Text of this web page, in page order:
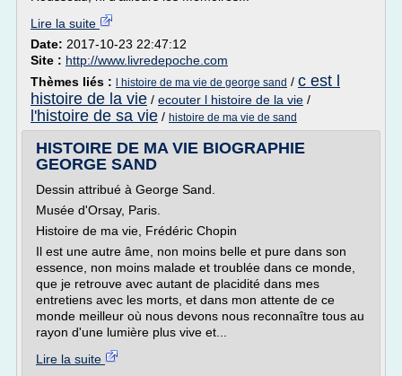
Lire la suite
Date: 2017-10-23 22:47:12
Site : http://www.livredepoche.com
Thèmes liés :
l histoire de ma vie de george sand / c est l
histoire de la vie / ecouter l histoire de la vie /
l'histoire de sa vie / histoire de ma vie de sand
HISTOIRE DE MA VIE BIOGRAPHIE
GEORGE SAND
Dessin attribué à George Sand.
Musée d'Orsay, Paris.
Histoire de ma vie, Frédéric Chopin
Il est une autre âme, non moins belle et pure dans son
essence, non moins malade et troublée dans ce monde,
que je retrouve avec autant de placidité dans mes
entretiens avec les morts, et dans mon attente de ce
monde meilleur où nous devons nous reconnaître tous au
rayon d'une lumière plus vive et...
Lire la suite